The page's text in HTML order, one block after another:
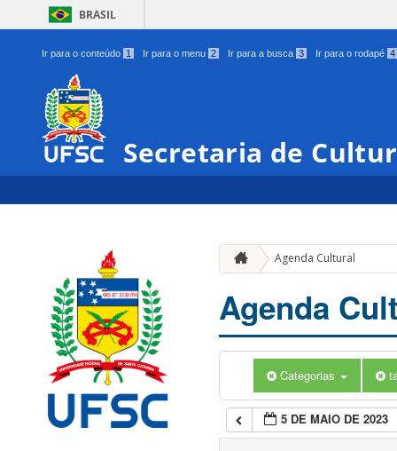
BRASIL
Ir para o conteúdo 1 Ir para o menu 2 Ir para a busca 3 Ir para o rodapé 4
Secretaria de
Agenda Cultural
Agenda
Categorias
5 DE MAIO DE 2023